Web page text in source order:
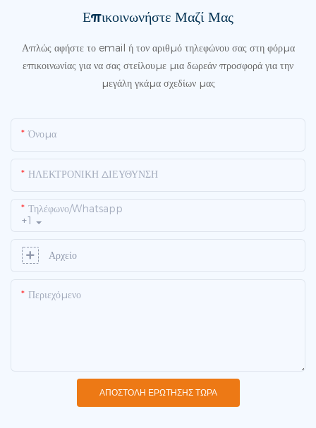
Επικοινωνήστε Μαζί Μας
Απλώς αφήστε το email ή τον αριθμό τηλεφώνου σας στη φόρμα
επικοινωνίας για να σας στείλουμε μια δωρεάν προσφορά για την
μεγάλη γκάμα σχεδίων μας
Όνομα
ΗΛΕΚΤΡΟΝΙΚΗ ΔΙΕΥΘΥΝΣΗ
+1
Τηλέφωνο/whatsapp
Αρχείο
Περιεχόμενο
ΑΠΟΣΤΟΛΉ ΕΡΏΤΗΣΗΣ ΤΏΡΑ